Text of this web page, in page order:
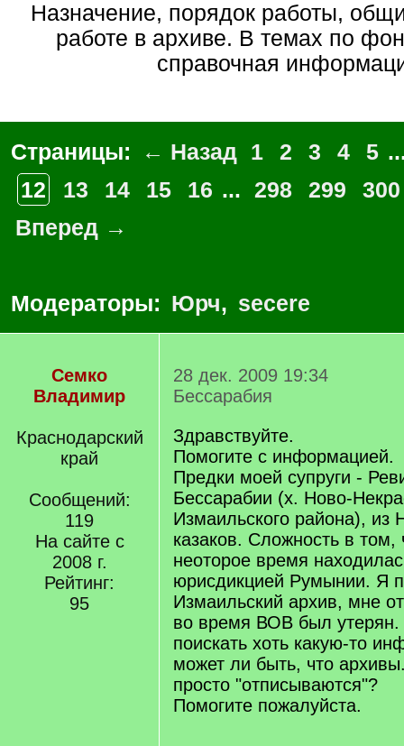
Назначение, порядок работы, общие вопросы по
работе в архиве. В темах по
справочная
Страницы: ← Назад 1 2 3 4 5
12
13 14 15 16 ... 298 299
300
Вперед →
Модераторы: Юрч, secere
Семко
Владимир
Краснодарский
край
Сообщений:
119
На сайте с
2008 г.
Рейтинг:
95
28 дек. 2009 19:34
Бессарабия
Здравствуйте.
Помогите с информацией.
Предки моей супруги -
Бессарабии (х. Ново-
Измаильского района), из
казаков. Сложность в том,
неоторое время
юрисдикцией Румынии. Я
Измаильский архив, мне
во время ВОВ был утерян.
поискать хоть какую-то
может ли быть, что
просто "отписываются"?
Помогите пожалуйста.